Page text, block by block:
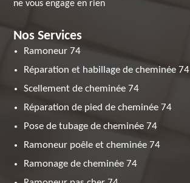
ne vous engage en rien
Nos Services
Ramoneur 74
Réparation et habillage de cheminée 74
Scellement de cheminée 74
Réparation de pied de cheminée 74
Pose de tubage de cheminée 74
Ramoneur poêle et cheminée 74
Ramonage de cheminée 74